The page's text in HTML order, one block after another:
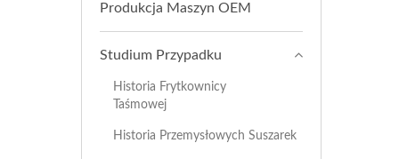
Produkcja Maszyn OEM
Studium Przypadku
Historia Frytkownicy
Taśmowej
Historia Przemysłowych Suszarek